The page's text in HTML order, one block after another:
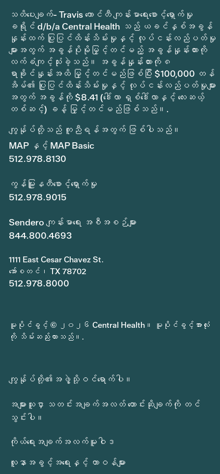
သတိပေးချက်- Travis ကောင်တီ ကျန်းမာရေးစောင့်ရှောက်မှု
ခရိုင် d/b/a Central Health သည် ယခင်နှစ်အခွန်
နှုန်းထက် ပြုပြင်ထိန်းသိမ်းမှုနှင့် လုပ်ငန်းလည်ပတ်မှု
များအတွက် အခွန်ပိုမိုမြှင့်တင်မည့် အခွန်နှုန်းထားကို
လက်ခံကျင့်သုံးခဲ့သည်။ အခွန်နှုန်းထားကို ၈
ရာခိုင်နှုန်းအထိ မြှင့်တင်မည်ဖြစ်ပြီး $100,000 တန်
အိမ်၏ ပြုပြင်ထိန်းသိမ်းမှုနှင့် လုပ်ငန်းလည်ပတ်မှုများ
အတွက် အခွန်ကို $8.41 (ဒေါ်လာ ရှစ်ဒေါ်လာနှင့် လေးဆယ့်
တစ်ဆင့်) ခန့် မြှင့်တင်မည်ဖြစ်သည်။.
ကျွန်ုပ်တို့သည် ကူညီရန်အတွက် ဖြစ်ပါသည်။
MAP နှင့် MAP Basic
512.978.8130
ကွန်မြူနတီစောင့်ရှောက်မှု
512.978.9015
Sendero ကျန်းမာရေး အစီအစဉ်များ
844.800.4693
1111 East Cesar Chavez St.
အော်စတင်၊ TX 78702
512.978.8000
မူပိုင်ခွင့် © ၂၀၂၆ Central Health။ မူပိုင်ခွင့်အားလုံး
ကို သိမ်းဆည်းထားသည်။.
ကျွန်ုပ်တို့၏အဖွဲ့သို့ဝင်ရောက်ပါ။
အများသူငှာ သတင်းအချက်အလတ် တောင်းဆိုချက်ကို တင်
သွင်းပါ။
ကိုယ်ရေးအချက်အလက်မူဝါဒ
လူနာအခွင့်အရေးနှင့် တာဝန်များ